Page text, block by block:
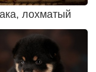
лохматый